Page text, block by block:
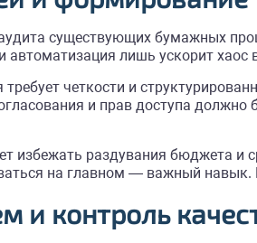
существующих бумажных
автоматизация лишь ускорит
четкости и
и прав доступа
избежать раздувания бюджета и
на главном — важный
и контроль